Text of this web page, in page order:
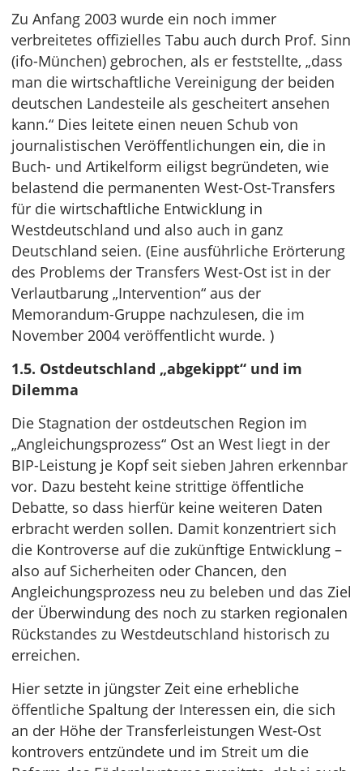
Zu Anfang 2003 wurde ein noch immer
verbreitetes offizielles Tabu auch durch Prof. Sinn
(ifo-München) gebrochen, als er feststellte, „dass
man die wirtschaftliche Vereinigung der beiden
deutschen Landesteile als gescheitert ansehen
kann.“ Dies leitete einen neuen Schub von
journalistischen Veröffentlichungen ein, die in
Buch- und Artikelform eiligst begründeten, wie
belastend die permanenten West-Ost-Transfers
für die wirtschaftliche Entwicklung in
Westdeutschland und also auch in ganz
Deutschland seien. (Eine ausführliche Erörterung
des Problems der Transfers West-Ost ist in der
Verlautbarung „Intervention“ aus der
Memorandum-Gruppe nachzulesen, die im
November 2004 veröffentlicht wurde. )
1.5. Ostdeutschland „abgekippt“ und im
Dilemma
Die Stagnation der ostdeutschen Region im
„Angleichungsprozess“ Ost an West liegt in der
BIP-Leistung je Kopf seit sieben Jahren erkennbar
vor. Dazu besteht keine strittige öffentliche
Debatte, so dass hierfür keine weiteren Daten
erbracht werden sollen. Damit konzentriert sich
die Kontroverse auf die zukünftige Entwicklung –
also auf Sicherheiten oder Chancen, den
Angleichungsprozess neu zu beleben und das Ziel
der Überwindung des noch zu starken regionalen
Rückstandes zu Westdeutschland historisch zu
erreichen.
Hier setzte in jüngster Zeit eine erhebliche
öffentliche Spaltung der Interessen ein, die sich
an der Höhe der Transferleistungen West-Ost
kontrovers entzündete und im Streit um die